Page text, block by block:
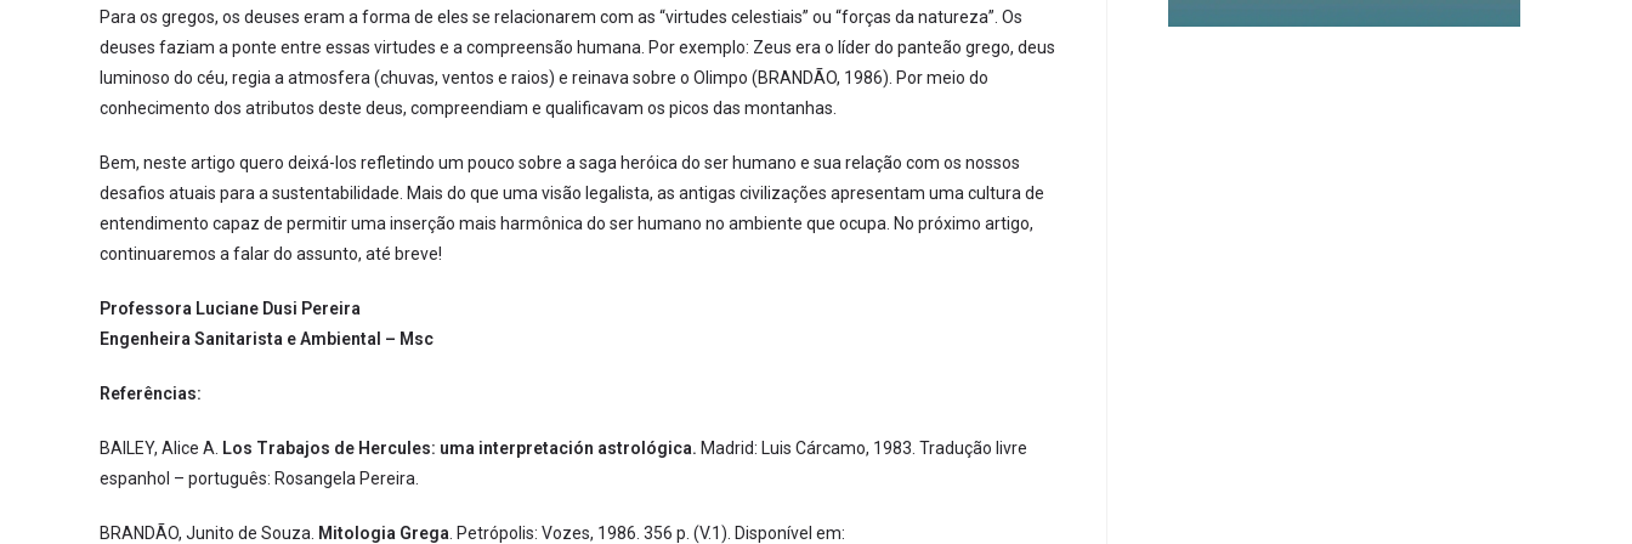
Para os gregos, os deuses eram a forma de eles se relacionarem com as “virtudes celestiais” ou “forças da natureza”. Os
deuses faziam a ponte entre essas virtudes e a compreensão humana. Por exemplo: Zeus era o líder do panteão grego, deus
luminoso do céu, regia a atmosfera (chuvas, ventos e raios) e reinava sobre o Olimpo (BRANDÃO, 1986). Por meio do
conhecimento dos atributos deste deus, compreendiam e qualificavam os picos das montanhas.
Bem, neste artigo quero deixá-los refletindo um pouco sobre a saga heróica do ser humano e sua relação com os nossos
desafios atuais para a sustentabilidade. Mais do que uma visão legalista, as antigas civilizações apresentam uma cultura de
entendimento capaz de permitir uma inserção mais harmônica do ser humano no ambiente que ocupa. No próximo artigo,
continuaremos a falar do assunto, até breve!
Professora Luciane Dusi Pereira
Engenheira Sanitarista e Ambiental – Msc
Referências:
BAILEY, Alice A. Los Trabajos de Hercules: uma interpretación astrol ógica. Madrid: Luis Cárcamo, 1983. Tradução livre
espanhol – português: Rosangela Pereira.
BRANDÃO, Junito de Souza. Mitologia Grega . Petrópolis: Vozes, 1986. 356 p. (V.1). Disponível em: